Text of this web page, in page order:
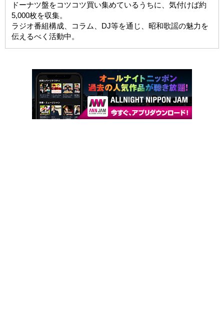
ドーナツ盤をコツコツ買い集めているうちに、気付けば約
5,000枚を収集。
ラジオ番組構成、コラム、DJ等を通じ、昭和歌謡の魅力を
伝えるべく活動中。